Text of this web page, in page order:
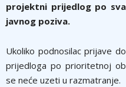
projektni prijedlog po
javnog poziva.
Ukoliko podnosilac prijave
prijedloga po prioritetnoj
se neće uzeti u razmatranje.